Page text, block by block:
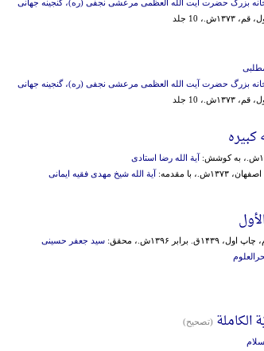
بزرگ حضرت آیت الله العظمی مرعشی نجفی (ره)، گنجینه جهانی
10 جلد
بزرگ حضرت آیت الله العظمی مرعشی نجفی (ره)، گنجینه جهانی
10 جلد
آیة الله رضا استادی
۱۳۷۳ش.، با مقدمه: آیة الله شیخ مهدی فقیه ایمانی
۱۳۹۶ش.، محقق:
سید جعفر حسینی
الکاملة (تصحیح)